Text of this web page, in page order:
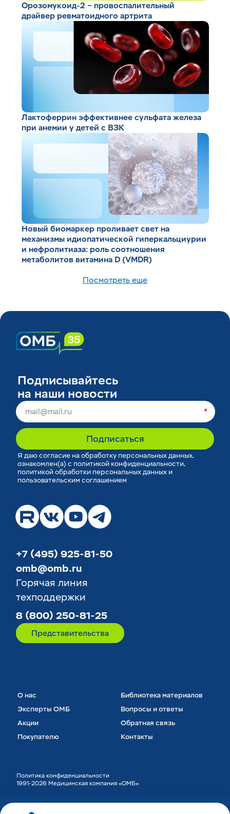
Орозомукоид-2 – провоспалительный
драйвер ревматоидного артрита
Лактоферрин эффективнее сульфата железа
при анемии у детей с ВЗК
Новый биомаркер проливает свет на
механизмы идиопатической гиперкальциурии
и нефролитиаза: роль соотношения
метаболитов витамина D (VMDR)
Посмотреть еще
Подписывайтесь
на наши новости
*
Подписаться
Я даю согласие на обработку персональных данных,
ознакомлен(а) с политикой конфиденциальности,
политикой обработки персональных данных и
пользовательским соглашением
+7 (495) 925-81-50
omb@omb.ru
Горячая линия
техподдержки
8 (800) 250-81-25
Представительства
О нас
Эксперты ОМБ
Акции
Покупателю
Библиотека материалов
Вопросы и ответы
Обратная связь
Контакты
Политика конфиденциальности
1991-2026 Медицинская компания «ОМБ»